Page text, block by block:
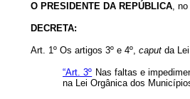
O PRESIDENTE DA REPÚBLICA,
DECRETA:
Art. 1º Os artigos 3º e 4º, caput da
“Art. 3º Nas faltas e
na Lei Orgânica dos